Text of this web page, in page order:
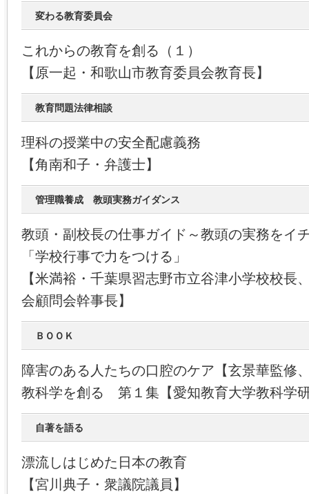
変わる教育委員会
これからの教育を創る（１）
【原一起・和歌山市教育委員会教育長】
教育問題法律相談
理科の授業中の安全配慮義務
【角南和子・弁護士】
管理職養成 教頭実務ガイダンス
教頭・副校長の仕事ガイド～教頭の実務をイ
「学校行事で力をつける」
【米満裕・千葉県習志野市立谷津小学校校長
会顧問会幹事長】
ＢＯＯＫ
障害のある人たちの口腔のケア【玄景華監修
教科学を創る 第１集【愛知教育大学教科学
自著を語る
漂流しはじめた日本の教育
【宮川典子・衆議院議員】